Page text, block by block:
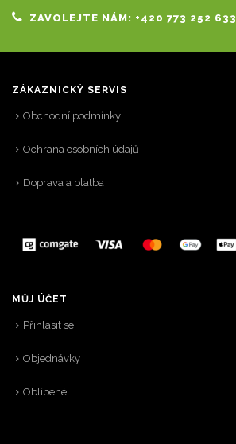
ZAVOLEJTE NÁM: +420 773 252 633
ZÁKAZNICKÝ SERVIS
Obchodní podmínky
Ochrana osobních údajů
Doprava a platba
MŮJ ÚČET
Přihlásit se
Objednávky
Oblíbené